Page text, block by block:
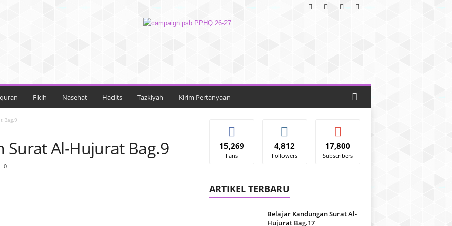
Fikih Nasehat Hadits Tazkiyah Kirim Pertanyaan
Bag.9
Surat Al-Hujurat Bag.9
0
15,269
Fans
4,812
Followers
17,800
Subscribers
ARTIKEL TERBARU
Belajar Kandungan Surat Al-
Hujurat Bag.17